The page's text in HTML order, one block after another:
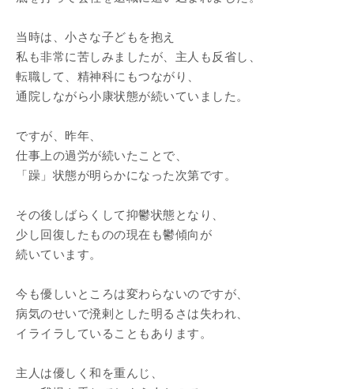
当時は、小さな子どもを抱え
私も非常に苦しみましたが、主人も反省し、
転職して、精神科にもつながり、
通院しながら小康状態が続いていました。
ですが、昨年、
仕事上の過労が続いたことで、
「躁」状態が明らかになった次第です。
その後しばらくして抑鬱状態となり、
少し回復したものの現在も鬱傾向が
続いています。
今も優しいところは変わらないのですが、
病気のせいで溌剌とした明るさは失われ、
イライラしていることもあります。
主人は優しく和を重んじ、